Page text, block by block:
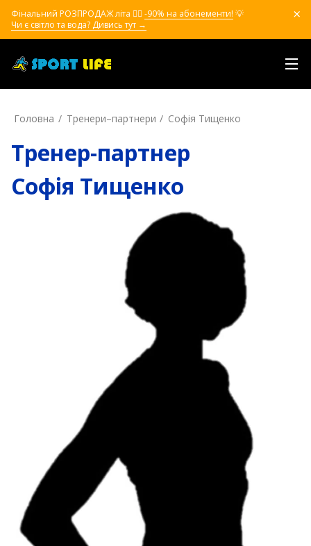
Фінальний РОЗПРОДАЖ літа ❤️‍🔥 -90% на абонементи! 💡
Чи є світло та вода? Дивись тут →
Головна Тренери–партнери Софія Тищенко
Тренер-партнер
Софія Тищенко